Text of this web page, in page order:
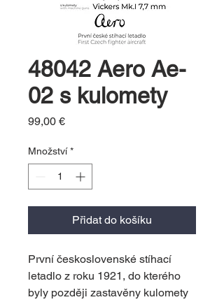
48042 Aero Ae-
02 s kulomety
99,00 €Cena
Množství *
Přidat do košíku
První československé stíhací
letadlo z roku 1921, do kterého
byly později zastavěny kulomety